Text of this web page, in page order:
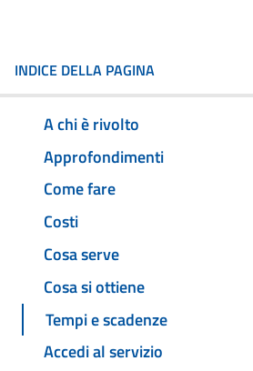
INDICE DELLA PAGINA
A chi è rivolto
Approfondimenti
Come fare
Costi
Cosa serve
Cosa si ottiene
Tempi e scadenze
Accedi al servizio